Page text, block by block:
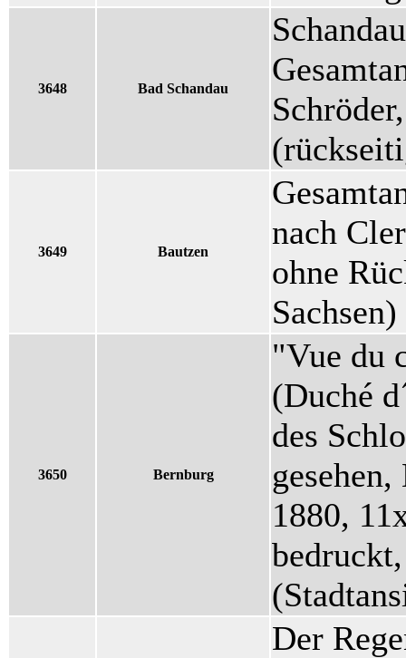
3648 Bad Schandau
3649 Bautzen
nach
ohne
Sachsen)
3650 Bernburg
"Vue du
(Duché
des
1880,
Der